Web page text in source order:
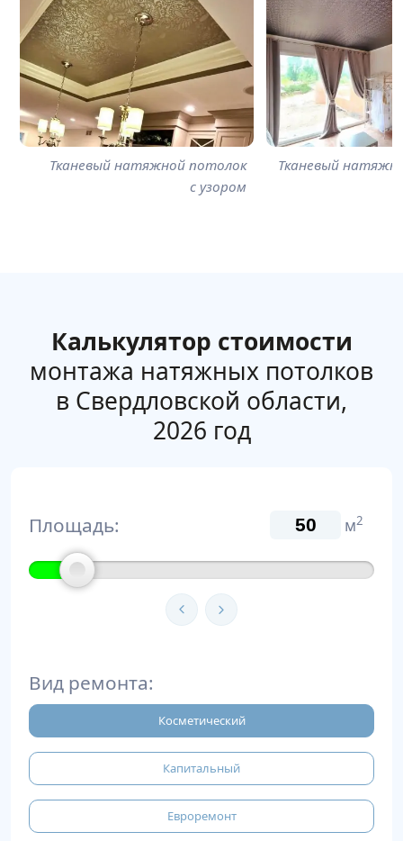
Тканевый натяжной потолок
с узором
Тканевый
Калькулятор стоимости
монтажа натяжных потолков
в Свердловской области,
2026 год
Площадь: м2
Вид ремонта:
Косметический
Капитальный
Евроремонт